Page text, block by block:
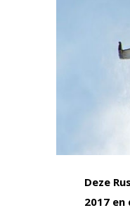
Deze
2017 en